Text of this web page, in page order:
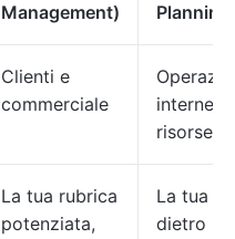
Management)
Clienti e
commerciale
interne e
risorse
La tua rubrica
potenziata,
La tua
dietro le